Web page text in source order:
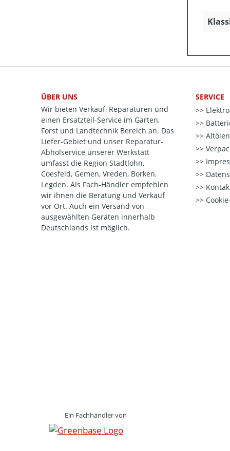
ÜBER UNS
Wir bieten Verkauf, Reparaturen und
einen Ersatzteil-Service im Garten,
Forst und Landtechnik Bereich an. Das
Liefer-Gebiet und unser Reparatur-
Abholservice unserer Werkstatt
umfasst die Region Stadtlohn,
Coesfeld, Gemen, Vreden, Borken,
Legden. Als Fach-Händler empfehlen
wir ihnen die Beratung und Verkauf
vor Ort. Auch ein Versand von
ausgewählten Geräten innerhalb
Deutschlands ist möglich.
SERVICE
Ein Fachhändler von